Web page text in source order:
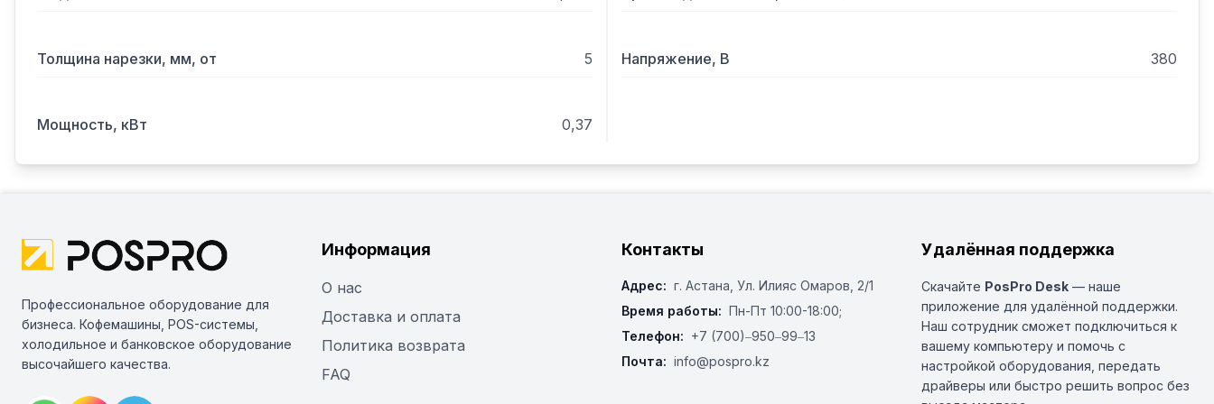
Толщина нарезки, мм, от 5 Напряжение, В 380
Мощность, кВт 0,37
Профессиональное оборудование для
бизнеса. Кофемашины, POS-системы,
холодильное и банковское оборудование
высочайшего качества.
Информация
О нас
Доставка и оплата
Политика возврата
FAQ
Контакты
Адрес: г. Астана, ​Ул. Илияс Омаров, 2/1
Время работы: Пн-Пт 10:00-18:00;
Телефон: +7 (700)‒950‒99‒13
Почта: info@pospro.kz
Удалённая поддержка
Скачайте PosPro Desk — наше
приложение для удалённой поддержки.
Наш сотрудник сможет подключиться к
вашему компьютеру и помочь с
настройкой оборудования, передать
драйверы или быстро решить вопрос без